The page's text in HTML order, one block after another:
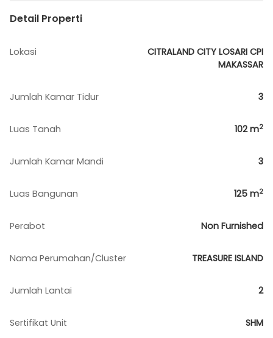
Detail Properti
Lokasi
CITRALAND CITY LOSARI CPI
MAKASSAR
Jumlah Kamar Tidur 3
Luas Tanah 102m2
Jumlah Kamar Mandi 3
Luas Bangunan 125 m2
Perabot Non Furnished
Nama Perumahan/Cluster TREASURE ISLAND
Jumlah Lantai 2
Sertifikat Unit SHM